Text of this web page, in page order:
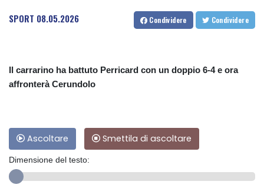
SPORT 08.05.2026 Condividere Condividere
Il carrarino ha battuto Perricard con un doppio 6-4 e ora
affronterà Cerundolo
Ascoltare Smettila di ascoltare
Dimensione del testo: